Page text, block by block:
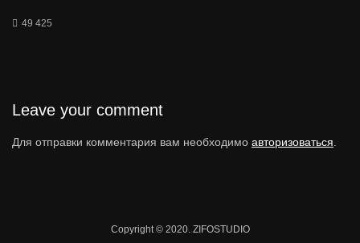
49 425
Leave your comment
Для отправки комментария вам необходимо авторизоваться.
Copyright © 2020. ZIFOSTUDIO